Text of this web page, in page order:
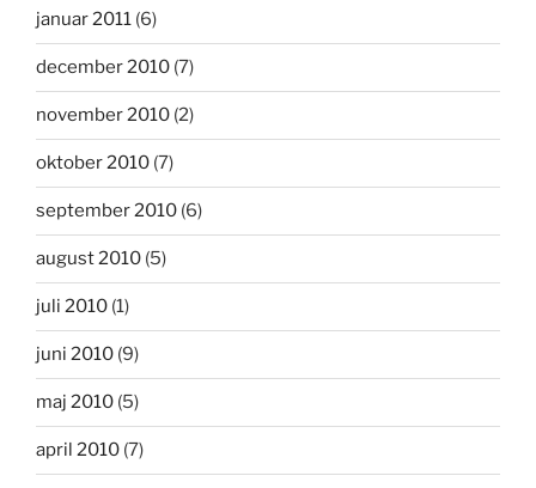
januar 2011 (6)
december 2010 (7)
november 2010 (2)
oktober 2010 (7)
september 2010 (6)
august 2010 (5)
juli 2010 (1)
juni 2010 (9)
maj 2010 (5)
april 2010 (7)